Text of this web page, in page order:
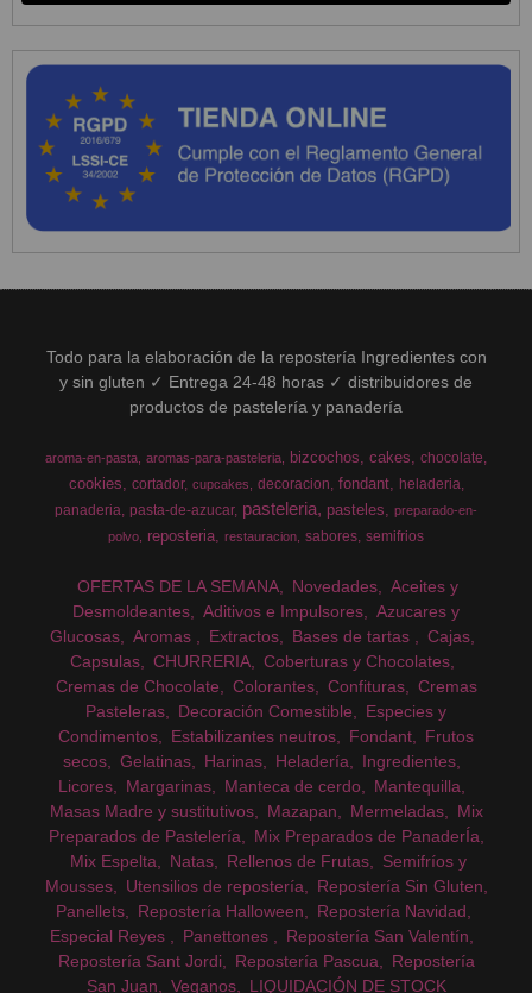
Todo para la elaboración de la repostería Ingredientes con
y sin gluten ✓ Entrega 24-48 horas ✓ distribuidores de
productos de pastelería y panadería
aroma-en-pasta aromas-para-pasteleria bizcochos cakes chocolate
cookies cortador cupcakes decoracion fondant
heladeria
panaderia pasta-de-azucar pasteleria pasteles
preparado-en-
polvo
reposteria restauracion sabores semifrios
OFERTAS DE LA SEMANA Novedades
Aceites y
Desmoldeantes
Aditivos e Impulsores
Azucares y
Glucosas
Aromas Extractos Bases de tartas
Cajas
Capsulas
CHURRERIA
Coberturas y Chocolates
Cremas de Chocolate
Colorantes Confituras
Cremas
Pasteleras
Decoración Comestible
Especies y
Condimentos
Estabilizantes neutros Fondant
Frutos
secos
Gelatinas Harinas Heladería
Ingredientes
Licores
Margarinas Manteca de cerdo
Mantequilla
Masas Madre y sustitutivos
Mazapan Mermeladas
Mix
Preparados de Pastelería
Mix Preparados de PanaderÍa
Mix Espelta
Natas Rellenos de Frutas
Semifríos y
Mousses
Utensilios de repostería
Repostería Sin Gluten
Panellets
Repostería Halloween
Repostería Navidad
Especial Reyes
Panettones
Repostería San Valentín
Repostería Sant Jordi
Repostería Pascua
Repostería
San Juan
Veganos LIQUIDACIÓN DE STOCK